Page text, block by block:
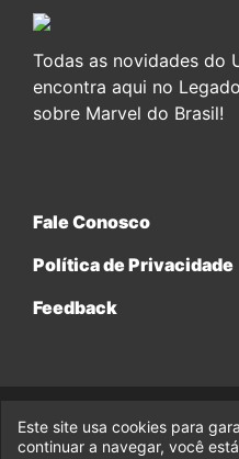
Todas as novidades do
encontra aqui no
sobre Marvel do Brasil!
Fale Conosco
Política de Privacidade
Feedback
© 2017-2026 Legado da
Este site usa cookies para
continuar a navegar, você